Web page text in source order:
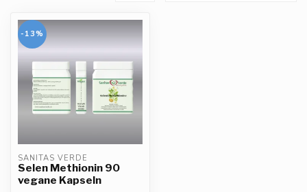
-13%
SANITAS VERDE
Selen Methionin 90
vegane Kapseln